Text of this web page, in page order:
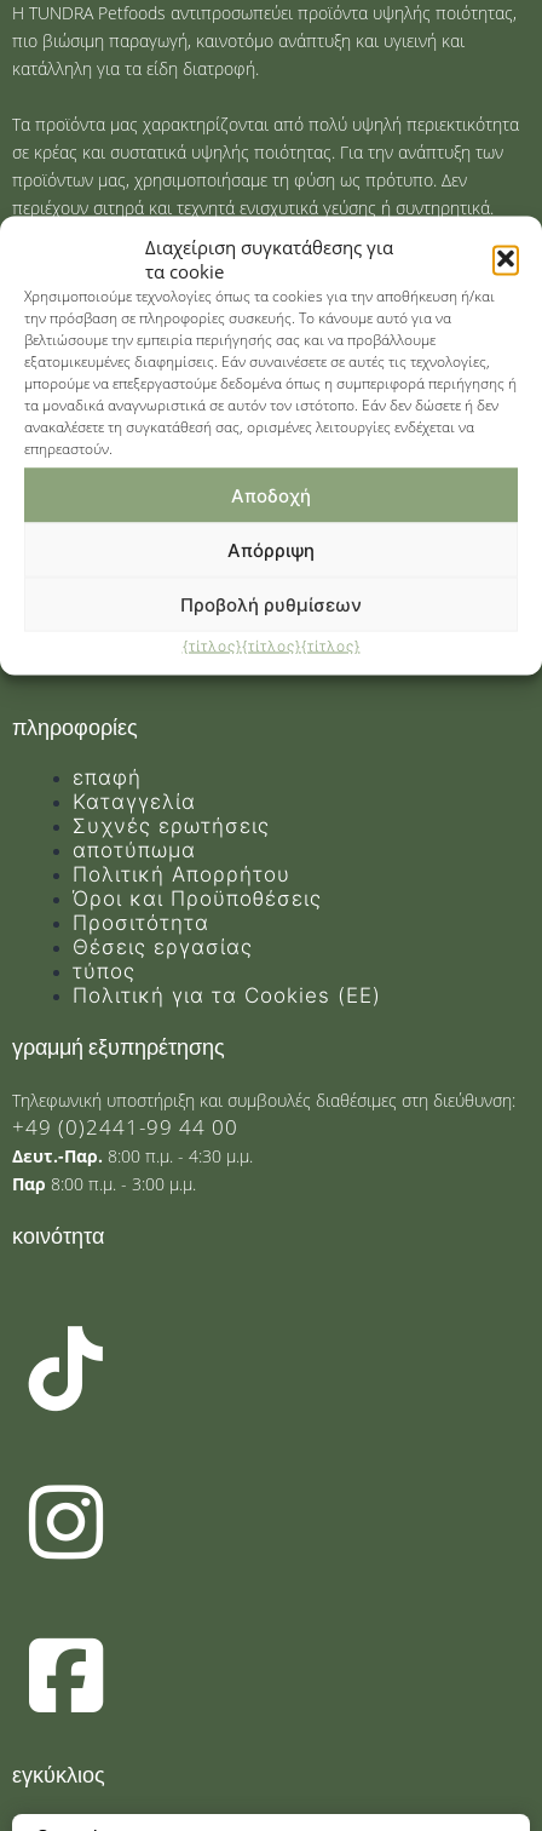
Διαχείριση συγκατάθεσης για
τα cookie
Χρησιμοποιούμε τεχνολογίες όπως τα cookies για την αποθήκευση ή/και
την πρόσβαση σε πληροφορίες συσκευής. Το κάνουμε αυτό για να
βελτιώσουμε την εμπειρία περιήγησής σας και να προβάλλουμε
εξατομικευμένες διαφημίσεις. Εάν συναινέσετε σε αυτές τις τεχνολογίες,
μπορούμε να επεξεργαστούμε δεδομένα όπως η συμπεριφορά περιήγησης ή
τα μοναδικά αναγνωριστικά σε αυτόν τον ιστότοπο. Εάν δεν δώσετε ή δεν
ανακαλέσετε τη συγκατάθεσή σας, ορισμένες λειτουργίες ενδέχεται να
επηρεαστούν.
Αποδοχή
Απόρριψη
Προβολή ρυθμίσεων
{τίτλος}{τίτλος}{τίτλος}
Η TUNDRA Petfoods αντιπροσωπεύει προϊόντα υψηλής ποιότητας,
πιο βιώσιμη παραγωγή, καινοτόμο ανάπτυξη και υγιεινή και
κατάλληλη για τα είδη διατροφή.
Τα προϊόντα μας χαρακτηρίζονται από πολύ υψηλή περιεκτικότητα
σε κρέας και συστατικά υψηλής ποιότητας. Για την ανάπτυξη των
προϊόντων μας, χρησιμοποιήσαμε τη φύση ως πρότυπο. Δεν
περιέχουν σιτηρά και τεχνητά ενισχυτικά γεύσης ή συντηρητικά.
Η υγεία και η ευημερία των τετράποδων φίλων σας, αλλά και η δική
μας, είναι η ύψιστη προτεραιότητά μας. Αναπτύσσουμε τα προϊόντα
μας ως φυσικές, πλήρεις τροφές, ειδικά προσαρμοσμένες στις
ανάγκες των ζώων. Επειδή θέλουμε μόνο το καλύτερο για τα ζώα
μας.
πληροφορίες
επαφή
Καταγγελία
Συχνές ερωτήσεις
αποτύπωμα
Πολιτική Απορρήτου
Όροι και Προϋποθέσεις
Προσιτότητα
Θέσεις εργασίας
τύπος
Πολιτική για τα Cookies (ΕΕ)
γραμμή εξυπηρέτησης
Τηλεφωνική υποστήριξη και συμβουλές διαθέσιμες στη διεύθυνση:
+49 (0)2441-99 44 00
Δευτ.-Παρ. 8:00 π.μ. - 4:30 μ.μ.
Παρ 8:00 π.μ. - 3:00 μ.μ.
κοινότητα
εγκύκλιος